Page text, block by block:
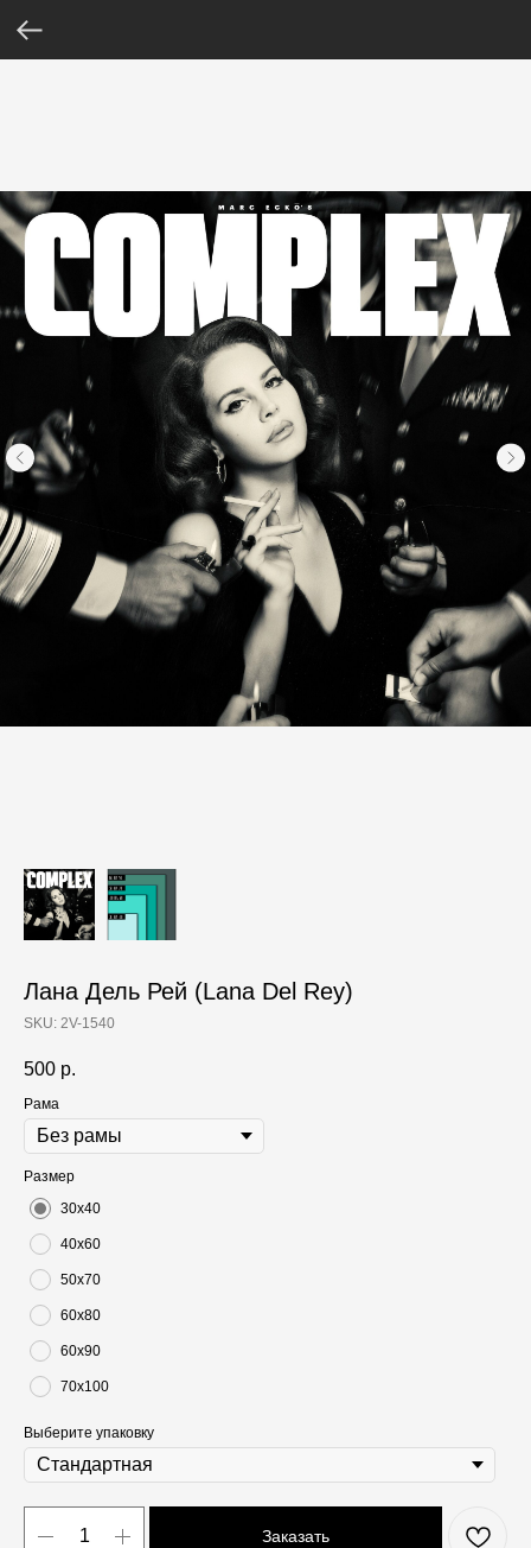
Лана Дель Рей (Lana Del Rey)
SKU: 2V-1540
500 р.
Рама
Размер
30х40
40х60
50х70
60х80
60х90
70х100
Выберите упаковку
Заказать